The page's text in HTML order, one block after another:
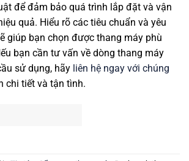
để đảm bảo quá trình lắp đặt và vận
quả. Hiểu rõ các tiêu chuẩn và yêu
giúp bạn chọn được thang máy phù
bạn cần tư vấn về dòng thang máy
sử dụng, hãy liên hệ ngay với chúng
chi tiết và tận tình.